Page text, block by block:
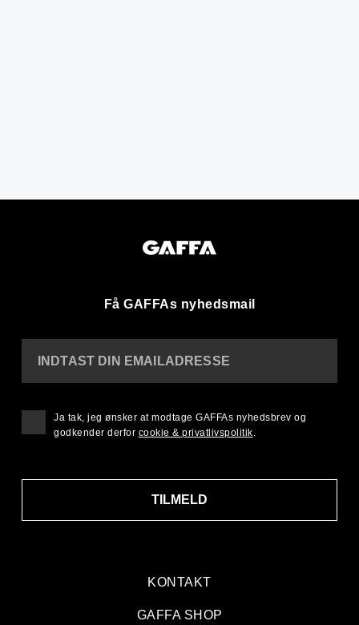
Få GAFFAs nyhedsmail
KONTAKT
GAFFA SHOP
INDTAST DIN EMAILADRESSE
TILMELD
Ja tak, jeg ønsker at modtage GAFFAs nyhedsbrev og
godkender derfor cookie & privatlivspolitik.